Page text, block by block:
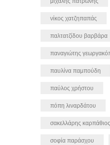
νίκος χατζηπαπάς
παλτατζίδου βαρβάρα
παναγιώτης
παυλίνα παμπούδη
παύλος χρήστου
πόπη λιναρδάτου
σακελλάρης καρπάθιος
σοφία παράσχου